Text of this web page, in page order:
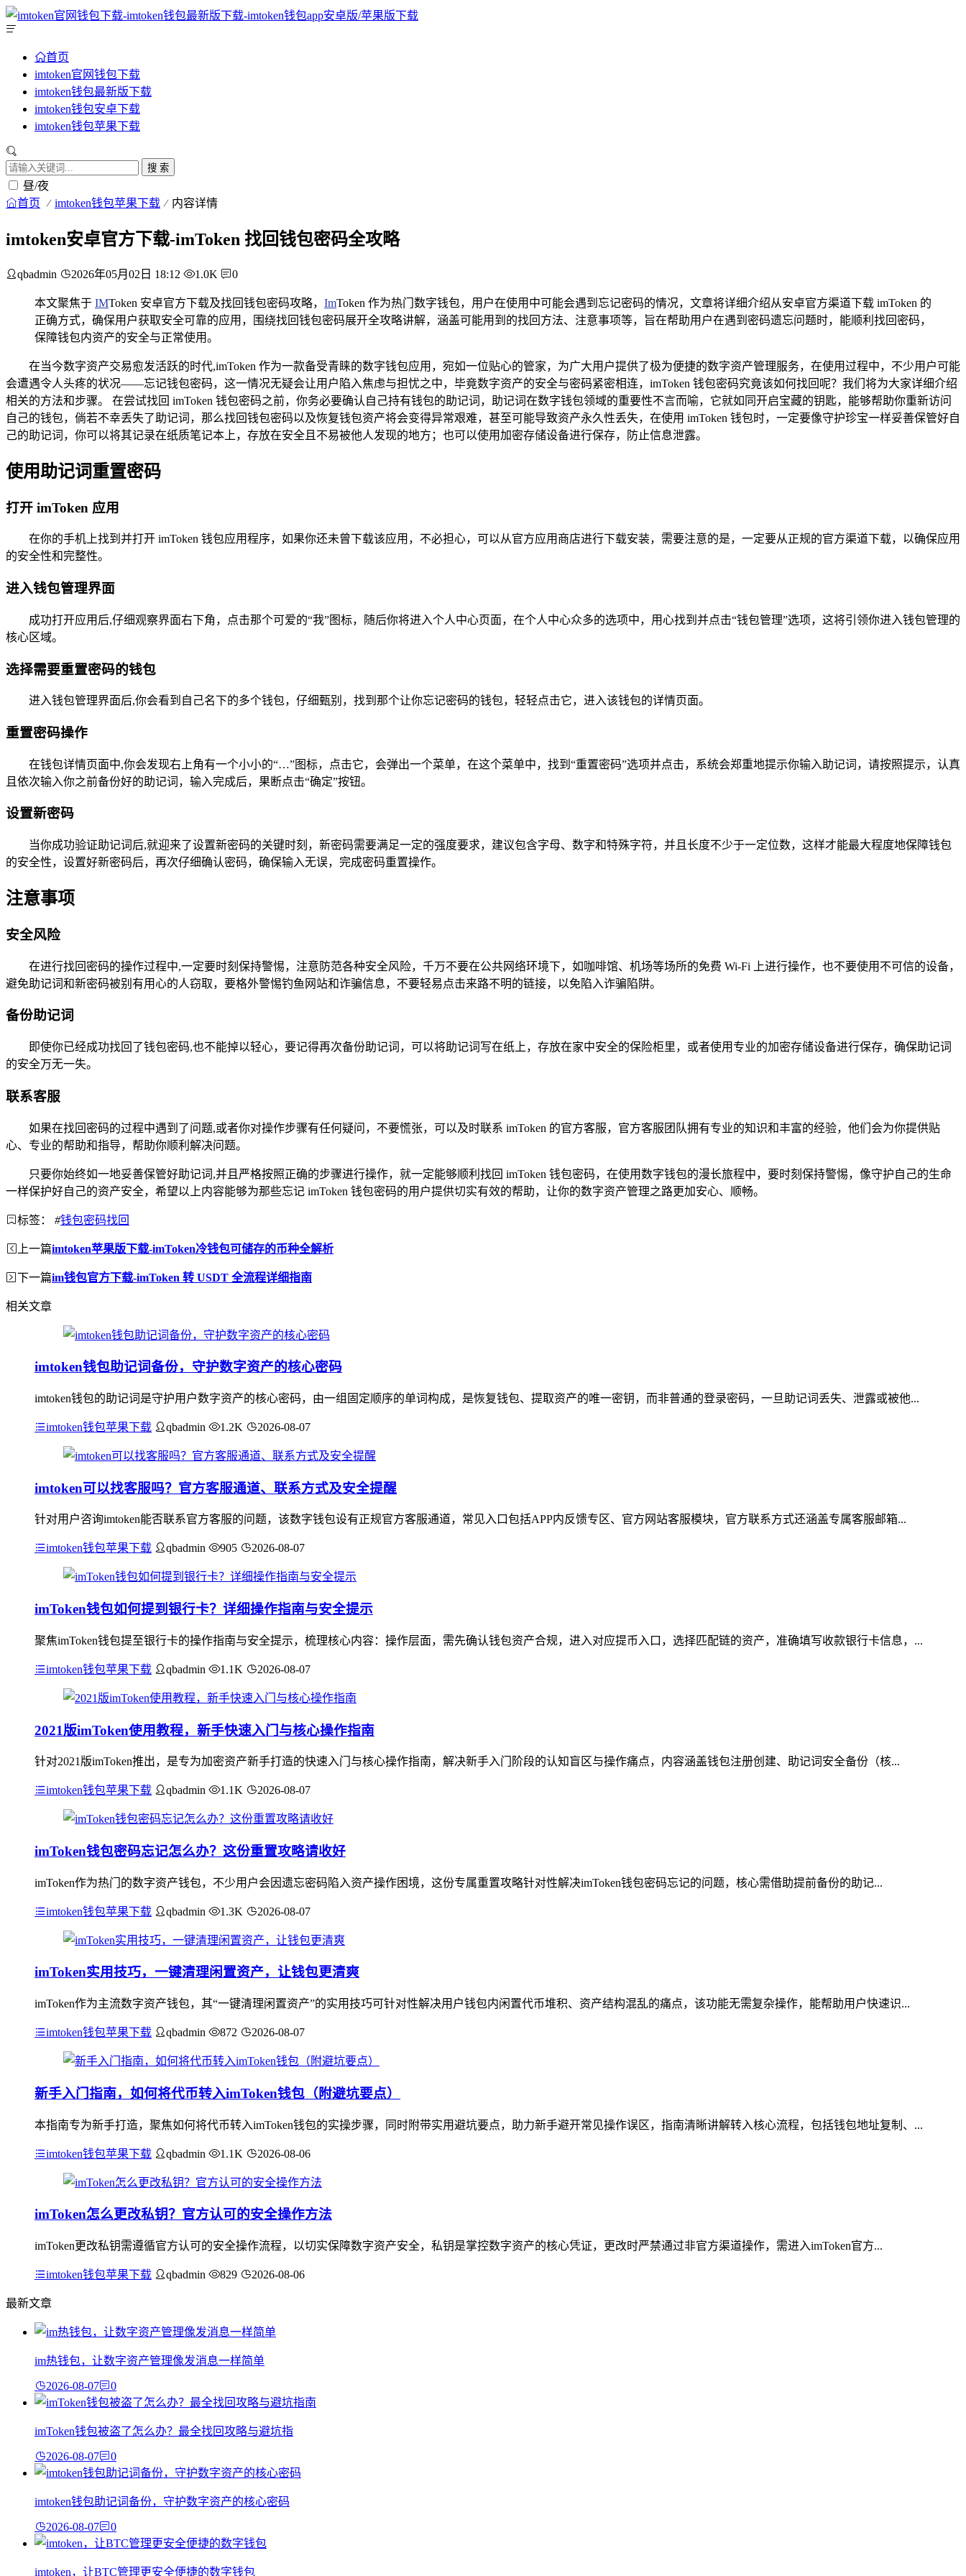
首页
imtoken官网钱包下载
imtoken钱包最新版下载
imtoken钱包安卓下载
imtoken钱包苹果下载
搜 索
昼/夜
首页 imtoken钱包苹果下载 内容详情
imtoken安卓官方下载-imToken 找回钱包密码全攻略
qbadmin 2026年05月02日 18:12 1.0K 0
本文聚焦于 IMToken 安卓官方下载及找回钱包密码攻略， ImToken 作为热门数字钱包，用户在使用中可能会遇到忘记密码的情况，文章将详细介绍从安卓官方渠道下载 imToken 的
正确方式，确保用户获取安全可靠的应用，围绕找回钱包密码展开全攻略讲解，涵盖可能用到的找回方法、注意事项等，旨在帮助用户在遇到密码遗忘问题时，能顺利找回密码，
保障钱包内资产的安全与正常使用。
在当今数字资产交易愈发活跃的时代,imToken 作为一款备受青睐的数字钱包应用，宛如一位贴心的管家，为广大用户提供了极为便捷的数字资产管理服务，在使用过程中，不少用户可能
会遭遇令人头疼的状况——忘记钱包密码，这一情况无疑会让用户陷入焦虑与担忧之中，毕竟数字资产的安全与密码紧密相连，imToken 钱包密码究竟该如何找回呢？我们将为大家详细介绍
相关的方法和步骤。 在尝试找回 imToken 钱包密码之前，你务必要确认自己持有钱包的助记词，助记词在数字钱包领域的重要性不言而喻，它就如同开启宝藏的钥匙，能够帮助你重新访问
自己的钱包，倘若不幸丢失了助记词，那么找回钱包密码以及恢复钱包资产将会变得异常艰难，甚至可能导致资产永久性丢失，在使用 imToken 钱包时，一定要像守护珍宝一样妥善保管好自
己的助记词，你可以将其记录在纸质笔记本上，存放在安全且不易被他人发现的地方；也可以使用加密存储设备进行保存，防止信息泄露。
使用助记词重置密码
打开 imToken 应用
在你的手机上找到并打开 imToken 钱包应用程序，如果你还未曾下载该应用，不必担心，可以从官方应用商店进行下载安装，需要注意的是，一定要从正规的官方渠道下载，以确保应用
的安全性和完整性。
进入钱包管理界面
成功打开应用后,仔细观察界面右下角，点击那个可爱的“我”图标，随后你将进入个人中心页面，在个人中心众多的选项中，用心找到并点击“钱包管理”选项，这将引领你进入钱包管理的
核心区域。
选择需要重置密码的钱包
进入钱包管理界面后,你会看到自己名下的多个钱包，仔细甄别，找到那个让你忘记密码的钱包，轻轻点击它，进入该钱包的详情页面。
重置密码操作
在钱包详情页面中,你会发现右上角有一个小小的“…”图标，点击它，会弹出一个菜单，在这个菜单中，找到“重置密码”选项并点击，系统会郑重地提示你输入助记词，请按照提示，认真
且依次输入你之前备份好的助记词，输入完成后，果断点击“确定”按钮。
设置新密码
当你成功验证助记词后,就迎来了设置新密码的关键时刻，新密码需要满足一定的强度要求，建议包含字母、数字和特殊字符，并且长度不少于一定位数，这样才能最大程度地保障钱包
的安全性，设置好新密码后，再次仔细确认密码，确保输入无误，完成密码重置操作。
注意事项
安全风险
在进行找回密码的操作过程中,一定要时刻保持警惕，注意防范各种安全风险，千万不要在公共网络环境下，如咖啡馆、机场等场所的免费 Wi-Fi 上进行操作，也不要使用不可信的设备，
避免助记词和新密码被别有用心的人窃取，要格外警惕钓鱼网站和诈骗信息，不要轻易点击来路不明的链接，以免陷入诈骗陷阱。
备份助记词
即使你已经成功找回了钱包密码,也不能掉以轻心，要记得再次备份助记词，可以将助记词写在纸上，存放在家中安全的保险柜里，或者使用专业的加密存储设备进行保存，确保助记词
的安全万无一失。
联系客服
如果在找回密码的过程中遇到了问题,或者你对操作步骤有任何疑问，不要慌张，可以及时联系 imToken 的官方客服，官方客服团队拥有专业的知识和丰富的经验，他们会为你提供贴
心、专业的帮助和指导，帮助你顺利解决问题。
只要你始终如一地妥善保管好助记词,并且严格按照正确的步骤进行操作，就一定能够顺利找回 imToken 钱包密码，在使用数字钱包的漫长旅程中，要时刻保持警惕，像守护自己的生命
一样保护好自己的资产安全，希望以上内容能够为那些忘记 imToken 钱包密码的用户提供切实有效的帮助，让你的数字资产管理之路更加安心、顺畅。
标签： #钱包密码找回
上一篇imtoken苹果版下载-imToken冷钱包可储存的币种全解析
下一篇im钱包官方下载-imToken 转 USDT 全流程详细指南
相关文章
imtoken钱包助记词备份，守护数字资产的核心密码
imtoken钱包的助记词是守护用户数字资产的核心密码，由一组固定顺序的单词构成，是恢复钱包、提取资产的唯一密钥，而非普通的登录密码，一旦助记词丢失、泄露或被他...
imtoken钱包苹果下载 qbadmin 1.2K 2026-08-07
imtoken可以找客服吗？官方客服通道、联系方式及安全提醒
针对用户咨询imtoken能否联系官方客服的问题，该数字钱包设有正规官方客服通道，常见入口包括APP内反馈专区、官方网站客服模块，官方联系方式还涵盖专属客服邮箱...
imtoken钱包苹果下载 qbadmin 905 2026-08-07
imToken钱包如何提到银行卡？详细操作指南与安全提示
聚焦imToken钱包提至银行卡的操作指南与安全提示，梳理核心内容：操作层面，需先确认钱包资产合规，进入对应提币入口，选择匹配链的资产，准确填写收款银行卡信息，...
imtoken钱包苹果下载 qbadmin 1.1K 2026-08-07
2021版imToken使用教程，新手快速入门与核心操作指南
针对2021版imToken推出，是专为加密资产新手打造的快速入门与核心操作指南，解决新手入门阶段的认知盲区与操作痛点，内容涵盖钱包注册创建、助记词安全备份（核...
imtoken钱包苹果下载 qbadmin 1.1K 2026-08-07
imToken钱包密码忘记怎么办？这份重置攻略请收好
imToken作为热门的数字资产钱包，不少用户会因遗忘密码陷入资产操作困境，这份专属重置攻略针对性解决imToken钱包密码忘记的问题，核心需借助提前备份的助记...
imtoken钱包苹果下载 qbadmin 1.3K 2026-08-07
imToken实用技巧，一键清理闲置资产，让钱包更清爽
imToken作为主流数字资产钱包，其“一键清理闲置资产”的实用技巧可针对性解决用户钱包内闲置代币堆积、资产结构混乱的痛点，该功能无需复杂操作，能帮助用户快速识...
imtoken钱包苹果下载 qbadmin 872 2026-08-07
新手入门指南，如何将代币转入imToken钱包（附避坑要点）
本指南专为新手打造，聚焦如何将代币转入imToken钱包的实操步骤，同时附带实用避坑要点，助力新手避开常见操作误区，指南清晰讲解转入核心流程，包括钱包地址复制、...
imtoken钱包苹果下载 qbadmin 1.1K 2026-08-06
imToken怎么更改私钥？官方认可的安全操作方法
imToken更改私钥需遵循官方认可的安全操作流程，以切实保障数字资产安全，私钥是掌控数字资产的核心凭证，更改时严禁通过非官方渠道操作，需进入imToken官方...
imtoken钱包苹果下载 qbadmin 829 2026-08-06
最新文章
im热钱包，让数字资产管理像发消息一样简单
2026-08-07 0
imToken钱包被盗了怎么办？最全找回攻略与避坑指
2026-08-07 0
imtoken钱包助记词备份，守护数字资产的核心密码
2026-08-07 0
imtoken，让BTC管理更安全便捷的数字钱包